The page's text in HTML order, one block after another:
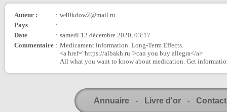
Auteur : : w40kdow2@mail.ru
Pays
:
Date
: samedi 12 décembre 2020, 03:17
Commentaire : Medicament information. Long-Term Effects.
<a href="https://albakh.ru">can you buy allegra</a>
All what you want to know about medication. Get
Annuaire - Livre d'or - Contact